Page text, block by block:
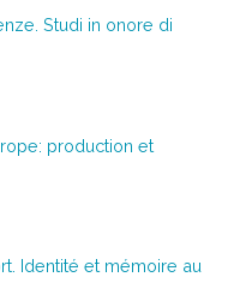
Studi in onore di
production et
Identité et mémoire au